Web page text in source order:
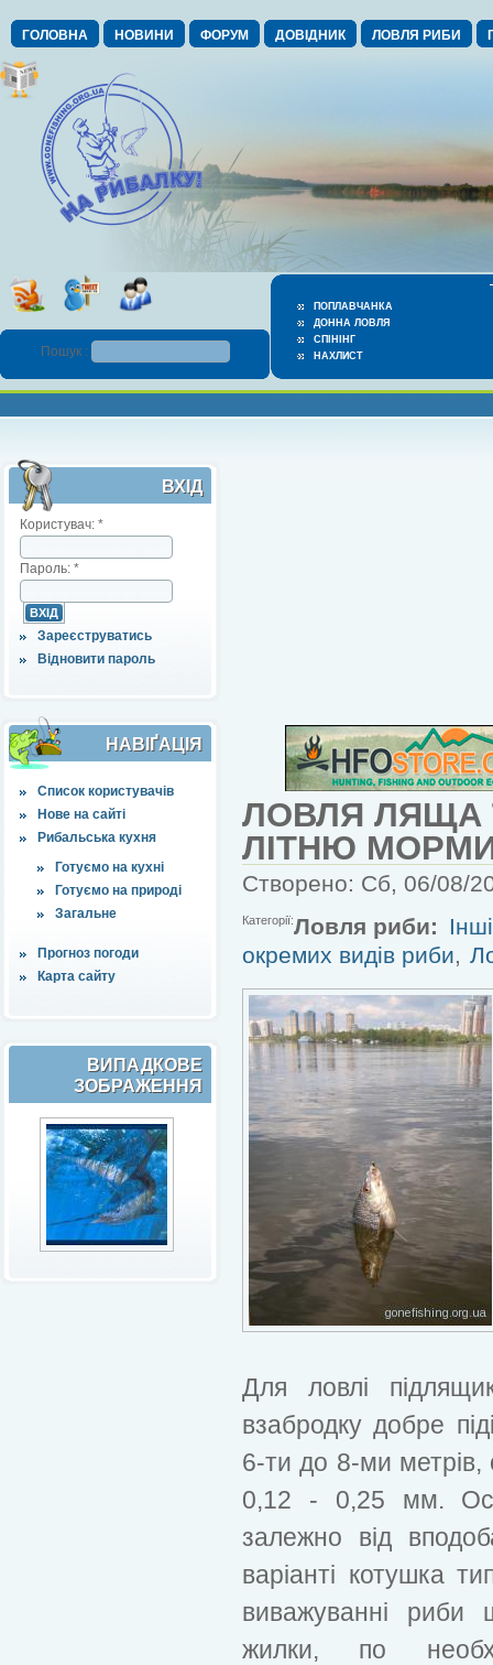
ГОЛОВНА НОВИНИ ФОРУМ ДОВІДНИК ЛОВЛЯ РИБИ
ПОПЛАВЧАНКА
ДОННА ЛОВЛЯ
СПІНІНГ
НАХЛИСТ
Пошук :
ВХІД
Користувач: *
Пароль: *
Зареєструватись
Відновити пароль
НАВІҐАЦІЯ
Список користувачів
Нове на сайті
Рибальська кухня
Готуємо на кухні
Готуємо на природі
Загальне
Прогноз погоди
Карта сайту
ВИПАДКОВЕ
ЗОБРАЖЕННЯ
ЛОВЛЯ ЛЯЩА
ЛІТНЮ
Створено: Сб, 06/08/
Категорії:Ловля риби:
окремих видів риби,
Для ловлі
взабродку добре
6-ти до 8-ми
0,12 - 0,25 мм.
залежно від
варіанті котушка
виважуванні риби
жилки, по